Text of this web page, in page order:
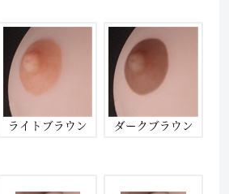
ライトブラウン ダークブラウン